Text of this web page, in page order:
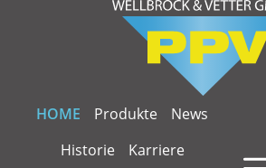
Zum Hauptinhalt springen
HOME Produkte
News
Historie
Karriere